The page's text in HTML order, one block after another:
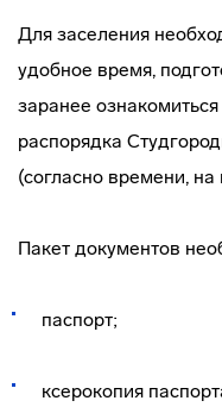
Для заселения
удобное время,
заранее
распорядка
(согласно времени,
Пакет документов
паспорт;
ксерокопия